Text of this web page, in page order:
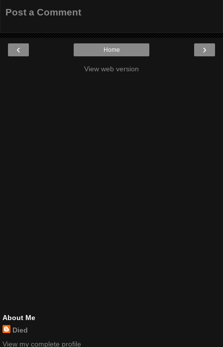
Post a Comment
‹ ›
Home
View web version
About Me
Died
View my complete profile